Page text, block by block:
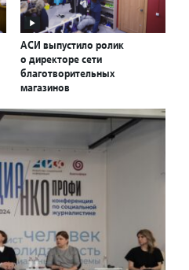
АСИ выпустило ролик
о директоре сети
благотворительных
магазинов